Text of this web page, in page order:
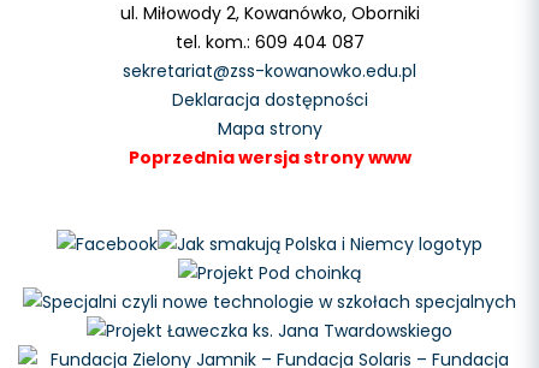
ul. Miłowody 2, Kowanówko, Oborniki
tel. kom.: 609 404 087
sekretariat@zss-kowanowko.edu.pl
Deklaracja dostępności
Mapa strony
Poprzednia wersja strony www